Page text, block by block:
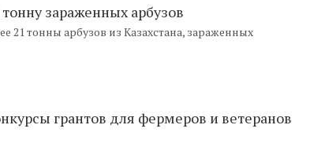
зараженных арбузов
21 тонны арбузов из Казахстана, зараженных
грантов для фермеров и ветеранов